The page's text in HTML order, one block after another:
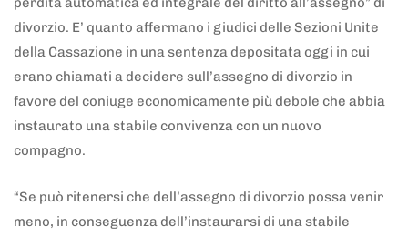
divorzio. E’ quanto affermano i giudici delle Sezioni Unite
della Cassazione in una sentenza depositata oggi in cui
erano chiamati a decidere sull’assegno di divorzio in
favore del coniuge economicamente più debole che abbia
instaurato una stabile convivenza con un nuovo
compagno.
“Se può ritenersi che dell’assegno di divorzio possa venir
meno, in conseguenza dell’instaurarsi di una stabile